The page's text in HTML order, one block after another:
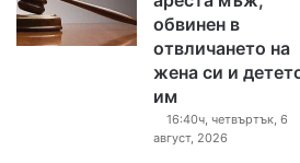
обвинен в
отвличането на
жена си и
им
16:40ч, четвъртък, 6
август, 2026